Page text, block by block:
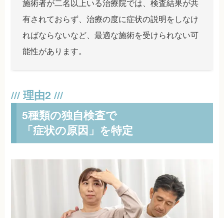
施術者が二名以上いる治療院では、検査結果が共
有されておらず、治療の度に症状の説明をしなけ
ればならないなど、最適な施術を受けられない可
能性があります。
5種類の独自検査で
「症状の原因」を特定